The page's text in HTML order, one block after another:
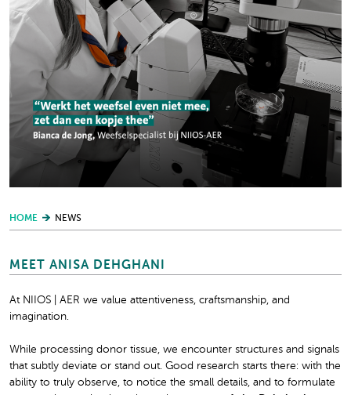
HOME NEWS
MEET ANISA DEHGHANI
At NIIOS | AER we value attentiveness, craftsmanship, and
imagination.
While processing donor tissue, we encounter structures and signals
that subtly deviate or stand out. Good research starts there: with the
ability to truly observe, to notice the small details, and to formulate